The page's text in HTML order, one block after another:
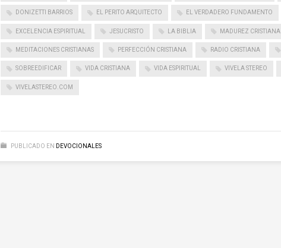
DONIZETTI BARRIOS EL PERITO ARQUITECTO EL VERDADERO FUNDAMENTO
EXCELENCIA ESPIRITUAL JESUCRISTO LA BIBLIA MADUREZ CRISTIANA
MEDITACIONES CRISTIANAS PERFECCIÓN CRISTIANA RADIO CRISTIANA
SOBREEDIFICAR VIDA CRISTIANA VIDA ESPIRITUAL VIVELA STEREO
VIVELASTEREO.COM
PUBLICADO EN DEVOCIONALES